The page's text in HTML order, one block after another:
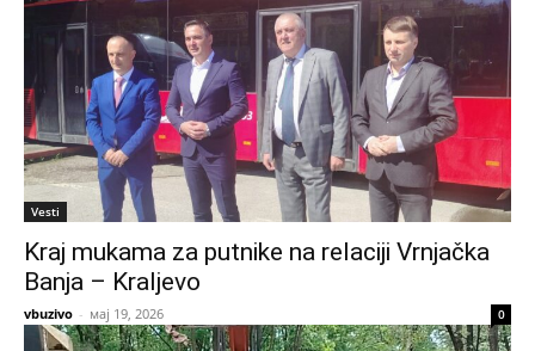
Vesti
Kraj mukama za putnike na relaciji Vrnjačka
Banja – Kraljevo
vbuzivo - мај 19, 2026 0